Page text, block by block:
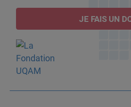
JE FAIS UN